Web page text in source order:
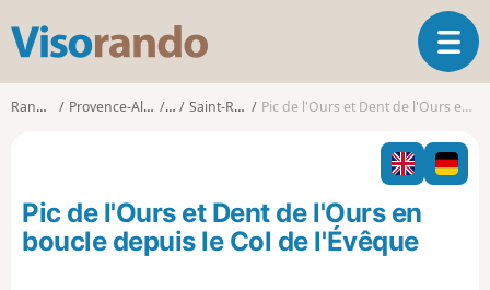
s
o
o
O
u
i
r
l
Randonnées Provence-Alpes-Côte d'Azur VarSaint-Raphaël (Var) Pic de l'Ours et Dent de l'Ours en boucle depuis le Col de l'Évêque
Pic de l'Ours et Dent de l'Ours en
boucle depuis le Col de l'Évêque